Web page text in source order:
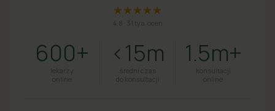
★★★★★
4.8 31 tys. ocen
600+
lekarzy
online
<15m
średni czas
do konsultacji
1.5m+
konsultacji
online